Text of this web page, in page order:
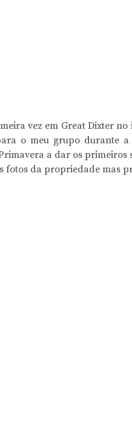
vez em Great Dixter
o meu grupo durante a
a dar os
fotos da propriedade mas